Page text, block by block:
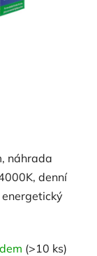
náhrada
denní
(>10 ks)